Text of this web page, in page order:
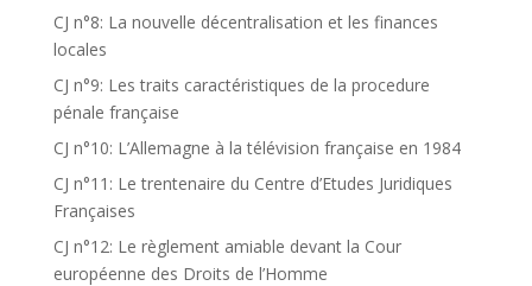
CJ n°8: La nouvelle décentralisation et les finances
locales
CJ n°9: Les traits caractéristiques de la procedure
pénale française
CJ n°10: L’Allemagne à la télévision française en 1984
CJ n°11: Le trentenaire du Centre d’Etudes Juridiques
Françaises
CJ n°12: Le règlement amiable devant la Cour
européenne des Droits de l’Homme